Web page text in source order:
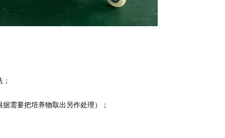
需要把培养物取出另作处理）；